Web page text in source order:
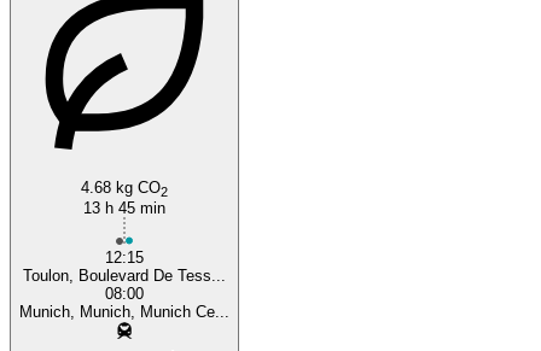
4.68 kg CO2
13 h 45 min
12:15
Toulon, Boulevard De Tess...
08:00
Munich, Munich, Munich Ce...